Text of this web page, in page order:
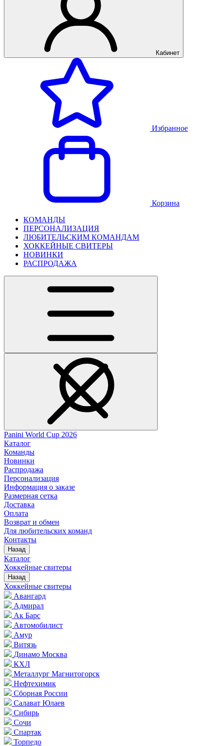
Кабинет
Избранное
Корзина
КОМАНДЫ
ПЕРСОНАЛИЗАЦИЯ
ЛЮБИТЕЛЬСКИМ КОМАНДАМ
ХОККЕЙНЫЕ СВИТЕРЫ
НОВИНКИ
РАСПРОДАЖА
Panini World Cup 2026
Каталог
Команды
Новинки
Распродажа
Персонализация
Информация о заказе
Размерная сетка
Доставка
Оплата
Возврат и обмен
Для любительских команд
Контакты
Назад
Каталог
Хоккейные свитеры
Назад
Хоккейные свитеры
Авангард
Адмирал
Ак Барс
Автомобилист
Амур
Витязь
Динамо Москва
КХЛ
Металлург Магнитогорск
Нефтехимик
Сборная России
Салават Юлаев
Сибирь
Сочи
Спартак
Торпедо